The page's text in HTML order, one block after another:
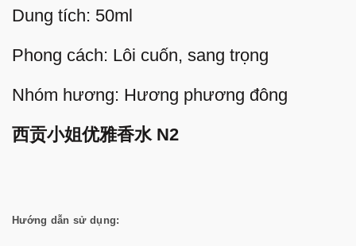
Dung tích: 50ml
Phong cách: Lôi cuốn, sang trọng
Nhóm hương: Hương phương đông
西贡小姐优雅香水 N2
Hướng dẫn sử dụng: